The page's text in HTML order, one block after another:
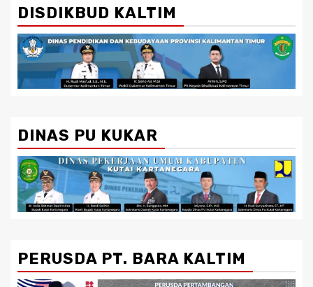
DISDIKBUD KALTIM
DINAS PU KUKAR
PERUSDA PT. BARA KALTIM